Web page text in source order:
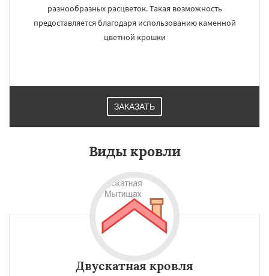
разнообразных расцветок. Такая возможность
предоставляется благодаря использованию каменной
цветной крошки
ЗАКАЗАТЬ
Виды кровли
Двускатная кровля